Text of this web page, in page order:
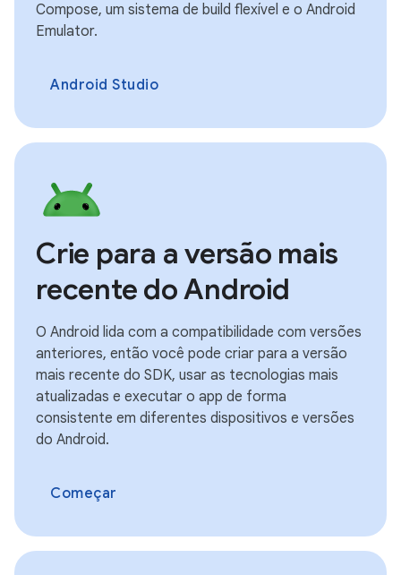
Compose, um sistema de build flexível e o Android
Emulator.
Android Studio
Crie para a versão mais
recente do Android
O Android lida com a compatibilidade com versões
anteriores, então você pode criar para a versão
mais recente do SDK, usar as tecnologias mais
atualizadas e executar o app de forma
consistente em diferentes dispositivos e versões
do Android.
Começar